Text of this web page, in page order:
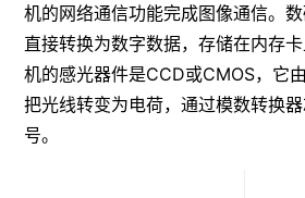
机的网络通信功能完成图像通信。
直接转换为数字数据，存储在内存
机的感光器件是CCD或CMOS，它
把光线转变为电荷，通过模数转换
号。